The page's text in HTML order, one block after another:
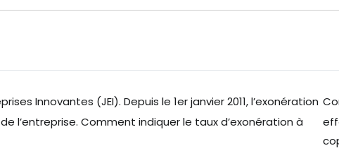
Innovantes (JEI). Depuis le 1er janvier 2011, l’exonération
l’entreprise. Comment indiquer le taux d’exonération à